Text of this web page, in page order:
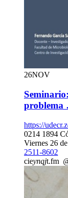
26NOV
https://
0214 1894
Viernes 26
2511-8602
cieynqjt.fm